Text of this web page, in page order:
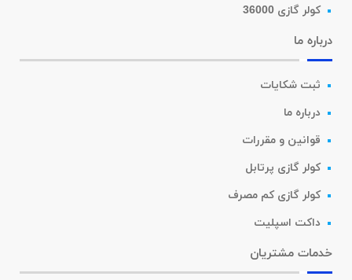
کولر گازی 36000
درباره ما
ثبت شکایات
درباره ما
قوانین و مقررات
کولر گازی پرتابل
کولر گازی کم مصرف
داکت اسپلیت
خدمات مشتریان